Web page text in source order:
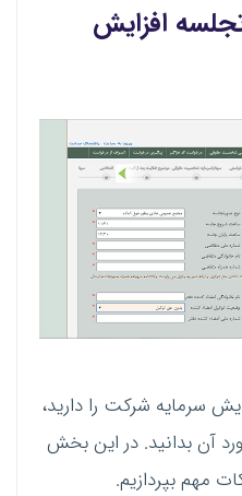
افزایش
سرمایه شرکت را دارید،
آن بدانید. در این بخش
مهم بپردازیم.